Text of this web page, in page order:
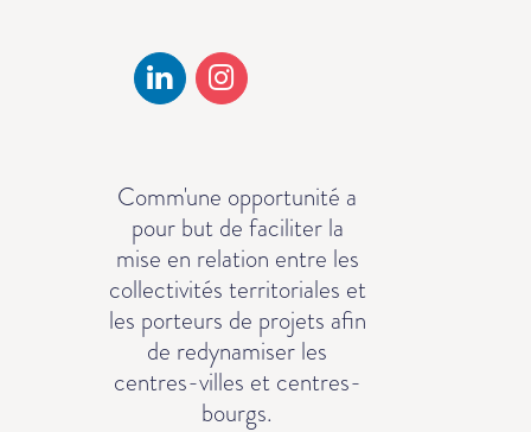
Comm'une opportunité a
pour but de faciliter la
mise en relation entre les
collectivités territoriales et
les porteurs de projets afin
de redynamiser les
centres-villes et centres-
bourgs.